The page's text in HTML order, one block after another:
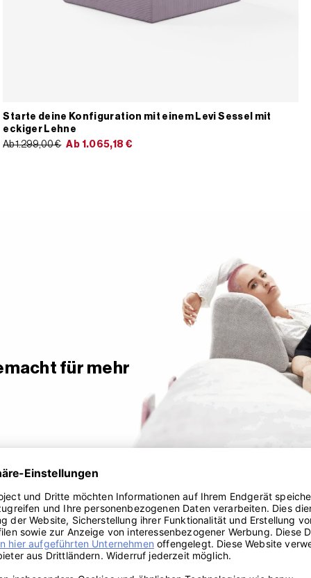
Starte deine Konfiguration mit einem Levi Sessel mit
eckiger Lehne
Ab 1.299,00 € Ab 1.065,18 €
für mehr